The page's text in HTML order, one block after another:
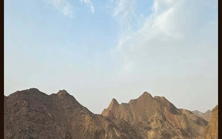
Stories, guides, and Red Sea
up giving on WhatsApp over and over — written down so you do
not have to ask.
Things to do in Hurghada beyond